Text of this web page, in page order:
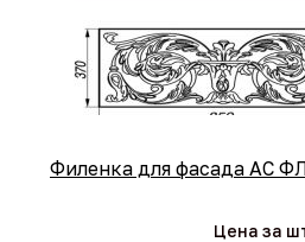
Филенка для фасада АС
Цена за